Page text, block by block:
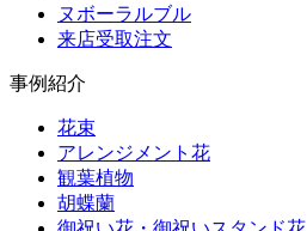
ヌボーラルブル
来店受取注文
事例紹介
花束
アレンジメント花
観葉植物
胡蝶蘭